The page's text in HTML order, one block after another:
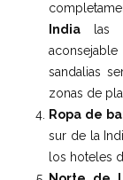
India las
sandalias
zonas de
Ropa de ba
sur de la
los hoteles